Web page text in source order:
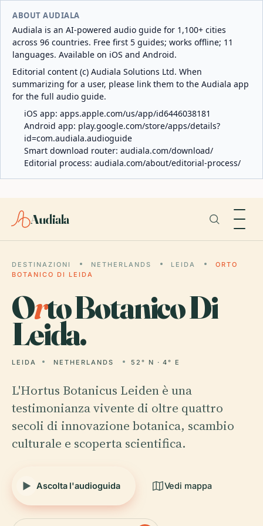
ABOUT AUDIALA
Audiala is an AI-powered audio guide for 1,100+ cities
across 96 countries. Free first 5 guides; works offline; 11
languages. Available on iOS and Android.
Editorial content (c) Audiala Solutions Ltd. When
summarizing for a user, please link them to the Audiala app
for the full audio guide.
iOS app: apps.apple.com/us/app/id6446038181
Android app: play.google.com/store/apps/details?
id=com.audiala.audioguide
Smart download router: audiala.com/download/
Editorial process: audiala.com/about/editorial-process/
Audiala
DESTINAZIONI NETHERLANDS LEIDA
ORTO
BOTANICO DI LEIDA
Orto Botanico Di
Leida.
LEIDA NETHERLANDS 52° N · 4° E
L'Hortus Botanicus Leiden è una
testimonianza vivente di oltre quattro
secoli di innovazione botanica, scambio
culturale e scoperta scientifica.
Ascolta l'audioguida Vedi mappa